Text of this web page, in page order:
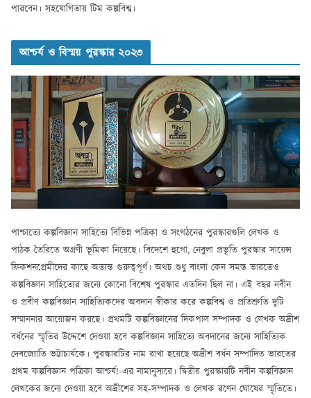
পারবেন। সহযোগিতায় টিম কল্পবিশ্ব।
আশ্চর্য ও বিস্ময় পুরস্কার ২০২৩
পাশ্চাত্যে কল্পবিজ্ঞান সাহিত্যে বিভিন্ন পত্রিকা ও সংগঠনের পুরস্কারগুলি লেখক ও
পাঠক তৈরিতে অগ্রণী ভূমিকা নিয়েছে। বিদেশে হুগো, নেবুলা প্রভৃতি পুরস্কার সায়েন্স
ফিকশনপ্রেমীদের কাছে অত্যন্ত গুরুত্বপূর্ণ। অথচ শুধু বাংলা কেন সমস্ত ভারতেও
কল্পবিজ্ঞান সাহিত্যের জন্যে কোনো বিশেষ পুরস্কার এতদিন ছিল না। এই বছর নবীন
ও প্রবীণ কল্পবিজ্ঞান সাহিত্যিকদের অবদান স্বীকার করে কল্পবিশ্ব ও প্রতিশ্রুতি দুটি
সম্মাননার আয়োজন করছে। প্রথমটি কল্পবিজ্ঞানের দিকপাল সম্পাদক ও লেখক অদ্রীশ
বর্ধনের স্মৃতির উদ্দেশে দেওয়া হবে কল্পবিজ্ঞান সাহিত্যে অবদানের জন্যে সাহিত্যিক
দেবজ্যোতি ভট্টাচার্যকে। পুরস্কারটির নাম রাখা হয়েছে অদ্রীশ বর্ধন সম্পাদিত ভারতের
প্রথম কল্পবিজ্ঞান পত্রিকা আশ্চর্য!-এর নামানুসারে। দ্বিতীয় পুরস্কারটি নবীন কল্পবিজ্ঞান
লেখকের জন্যে দেওয়া হবে অদ্রীশের সহ-সম্পাদক ও লেখক রণেন ঘোষের স্মৃতিতে।